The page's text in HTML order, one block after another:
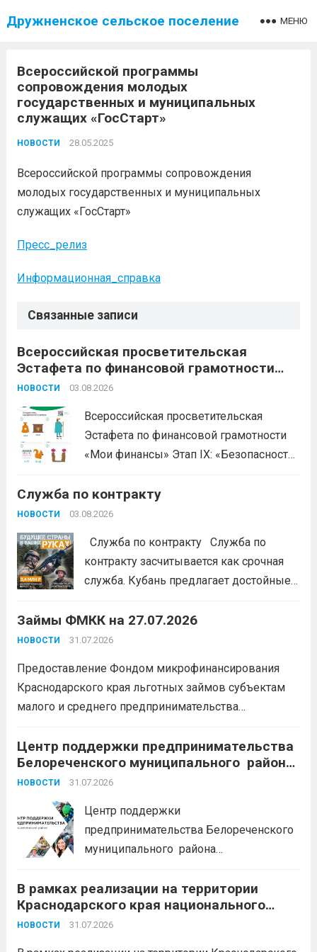
Дружненское сельское поселение МЕНЮ
Всероссийской программы
сопровождения молодых
государственных и муниципальных
служащих «ГосСтарт»
НОВОСТИ 28.05.2025
Всероссийской программы сопровождения
молодых государственных и муниципальных
служащих «ГосСтарт»
Пресс_релиз
Информационная_справка
Связанные записи
Всероссийская просветительская
Эстафета по финансовой грамотности
«Мои финансы»
НОВОСТИ 03.08.2026
Всероссийская просветительская
Эстафета по финансовой грамотности
«Мои финансы» Этап IX: «Безопасность
портале: моифинансы.рф
#ЭстафетаМоиФинансы
Служба по контракту
НОВОСТИ 03.08.2026
Служба по контракту Служба по
контракту засчитывается как срочная
служба. Кубань предлагает достойные
защиту Отечества:
единовременно;
каникулы;
сохранение места...Читать
дальше
Займы ФМКК на 27.07.2026
НОВОСТИ 31.07.2026
Предоставление Фондом микрофинансирования
Краснодарского края льготных займов субъектам
малого и среднего предпринимательства
5 млн. рублей Срок от 7 мес. до 36 мес. Процентная
ставка 0,1- 8,15 % годовых Возможно установление
льготного периода...
Центр поддержки предпринимательства
Белореченского муниципального района
Краснодарского края приглашает на
НОВОСТИ 31.07.2026
Центр поддержки
предпринимательства Белореченского
муниципального района
БЕСПЛАТНЫЕ КОНСУЛЬТАЦИИ
Бухгалтерский учет и заполнение
деклараций; Трудовое
В рамках реализации на территории
Краснодарского края национального
проекта «Эффективная и конкурентная
НОВОСТИ 31.07.2026